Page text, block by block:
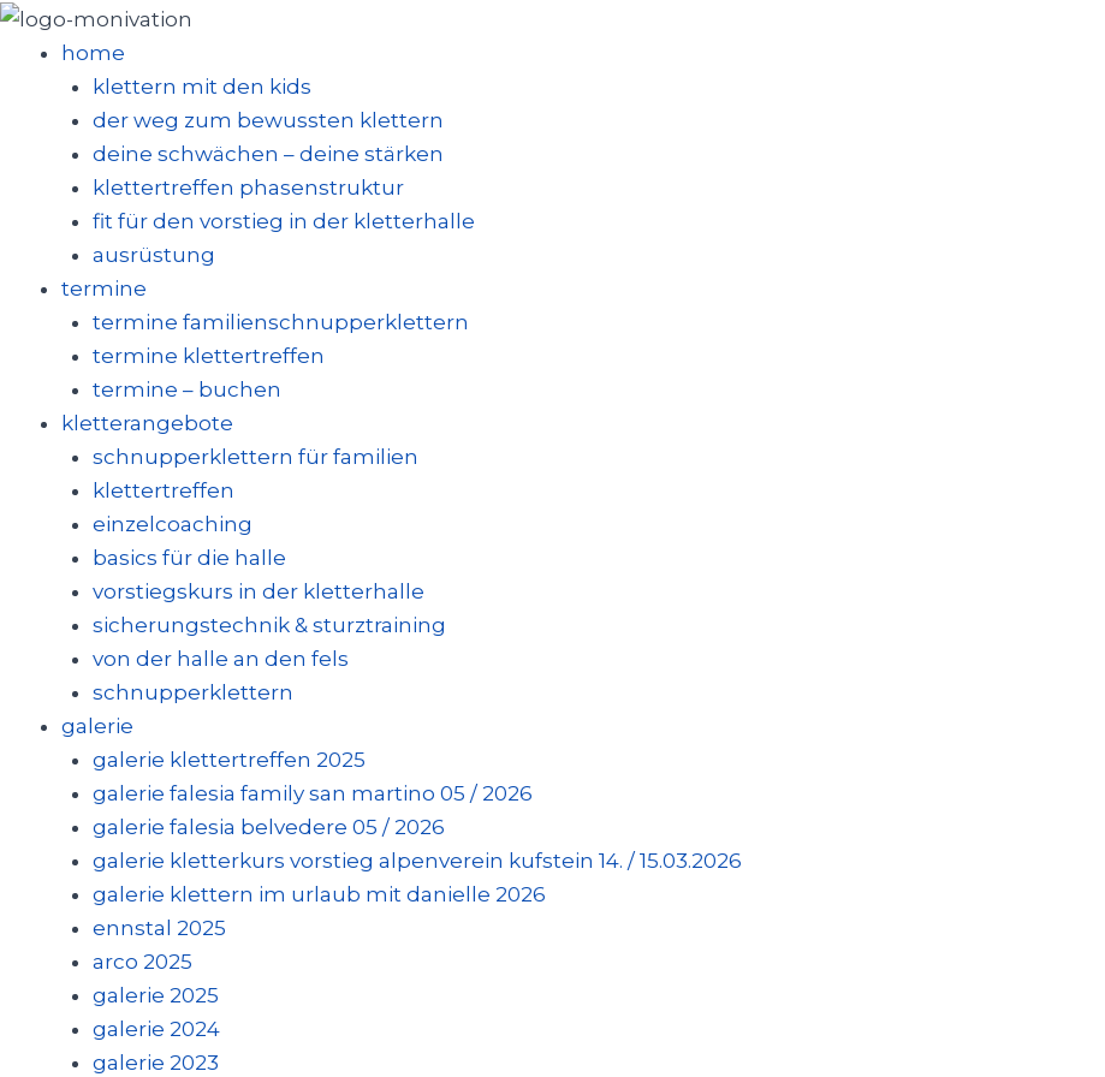
zum
inhalt
springen
home
klettern mit den kids
der weg zum bewussten klettern
deine schwächen – deine stärken
klettertreffen phasenstruktur
fit für den vorstieg in der kletterhalle
ausrüstung
termine
termine familienschnupperklettern
termine klettertreffen
termine – buchen
kletterangebote
schnupperklettern für familien
klettertreffen
einzelcoaching
basics für die halle
vorstiegskurs in der kletterhalle
sicherungstechnik & sturztraining
von der halle an den fels
schnupperklettern
galerie
galerie klettertreffen 2025
galerie falesia family san martino 05 / 2026
galerie falesia belvedere 05 / 2026
galerie kletterkurs vorstieg alpenverein kufstein 14. / 15.03.2026
galerie klettern im urlaub mit danielle 2026
ennstal 2025
arco 2025
galerie 2025
galerie 2024
galerie 2023